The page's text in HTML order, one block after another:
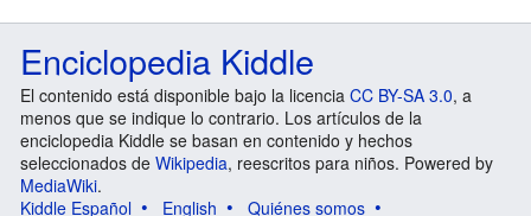
Enciclopedia Kiddle
El contenido está disponible bajo la licencia CC BY-SA 3.0, a
menos que se indique lo contrario. Los artículos de la
enciclopedia Kiddle se basan en contenido y hechos
seleccionados de Wikipedia, reescritos para niños. Powered by
MediaWiki.
Kiddle Español
English Quiénes somos